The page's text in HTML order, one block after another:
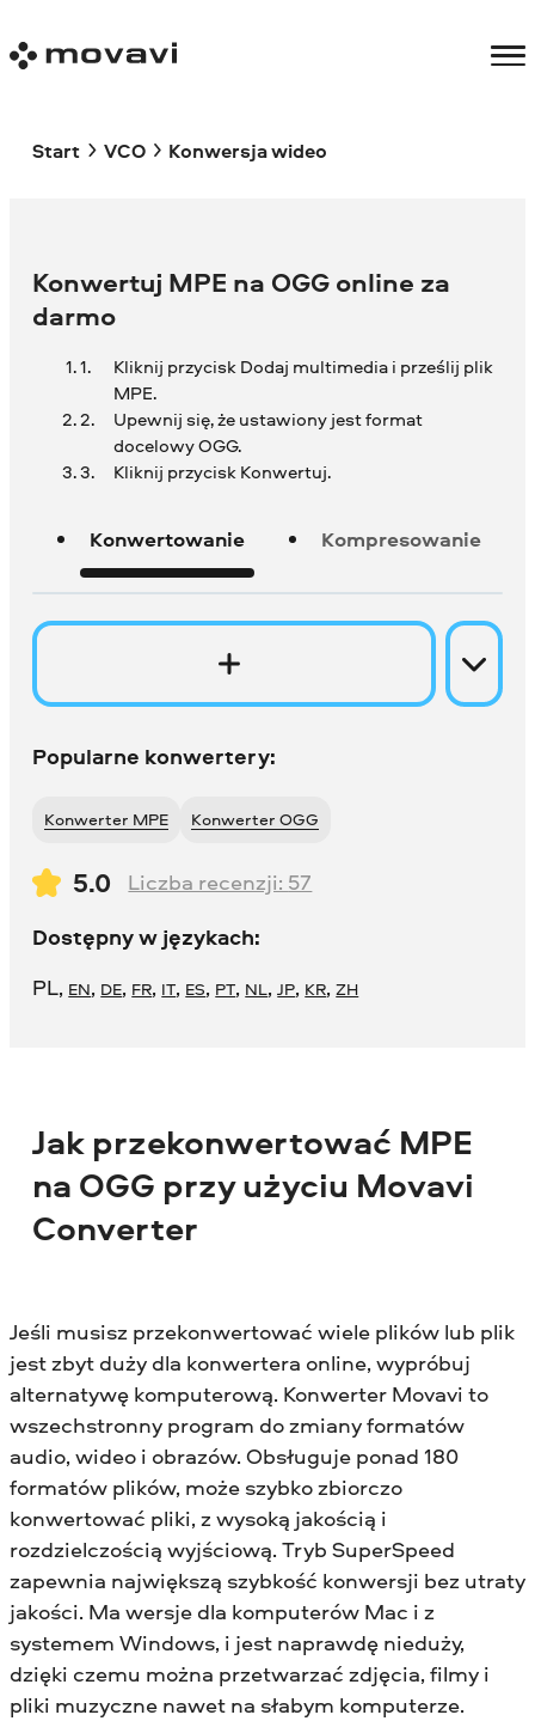
Start VCO Konwersja wideo
Konwertuj MPE na OGG online za
darmo
Kliknij przycisk Dodaj multimedia i prześlij plik
MPE.
Upewnij się, że ustawiony jest format
docelowy OGG.
Kliknij przycisk Konwertuj.
Konwertowanie Kompresowanie
Popularne konwertery:
Konwerter MPE Konwerter OGG
5.0 Liczba recenzji: 57
Dostępny w językach:
PL, EN, DE, FR, IT, ES, PT, NL,JP, KR,ZH
Jak przekonwertować MPE
na OGG przy użyciu Movavi
Converter
Jeśli musisz przekonwertować wiele plików lub plik
jest zbyt duży dla konwertera online, wypróbuj
alternatywę komputerową. Konwerter Movavi to
wszechstronny program do zmiany formatów
audio, wideo i obrazów. Obsługuje ponad 180
formatów plików, może szybko zbiorczo
konwertować pliki, z wysoką jakością i
rozdzielczością wyjściową. Tryb SuperSpeed
zapewnia największą szybkość konwersji bez utraty
jakości. Ma wersje dla komputerów Mac i z
systemem Windows, i jest naprawdę nieduży,
dzięki czemu można przetwarzać zdjęcia, filmy i
pliki muzyczne nawet na słabym komputerze.